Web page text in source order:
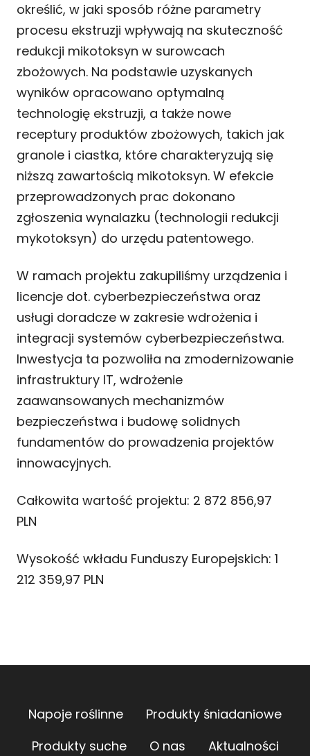
określić, w jaki sposób różne parametry
procesu ekstruzji wpływają na skuteczność
redukcji mikotoksyn w surowcach
zbożowych. Na podstawie uzyskanych
wyników opracowano optymalną
technologię ekstruzji, a także nowe
receptury produktów zbożowych, takich jak
granole i ciastka, które charakteryzują się
niższą zawartością mikotoksyn. W efekcie
przeprowadzonych prac dokonano
zgłoszenia wynalazku (technologii redukcji
mykotoksyn) do urzędu patentowego.
W ramach projektu zakupiliśmy urządzenia i
licencje dot. cyberbezpieczeństwa oraz
usługi doradcze w zakresie wdrożenia i
integracji systemów cyberbezpieczeństwa.
Inwestycja ta pozwoliła na zmodernizowanie
infrastruktury IT, wdrożenie
zaawansowanych mechanizmów
bezpieczeństwa i budowę solidnych
fundamentów do prowadzenia projektów
innowacyjnych.
Całkowita wartość projektu: 2 872 856,97
PLN
Wysokość wkładu Funduszy Europejskich: 1
212 359,97 PLN
Napoje roślinne
Produkty śniadaniowe
Produkty suche
O nas Aktualności